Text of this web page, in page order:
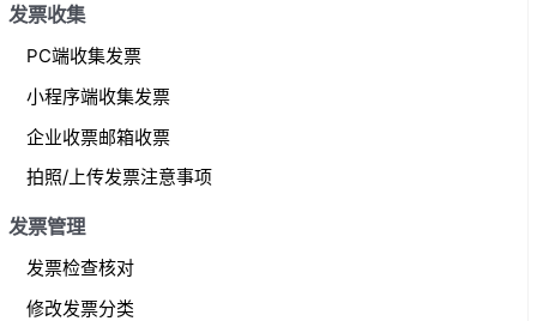
发票收集
PC端收集发票
小程序端收集发票
企业收票邮箱收票
拍照/上传发票注意事项
发票管理
发票检查核对
修改发票分类